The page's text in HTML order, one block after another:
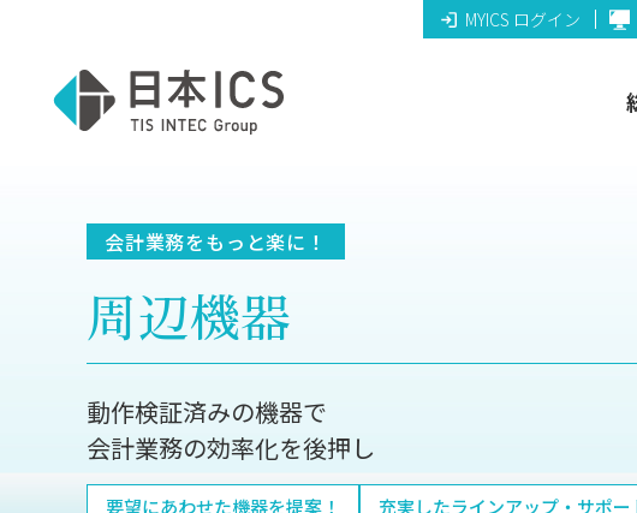
MYICS ログイン
会計業務をもっと楽に！
周辺機器
動作検証済みの機器で
会計業務の効率化を後押し
要望にあわせた機器を提案！ 充実したラインアップ ・サポー